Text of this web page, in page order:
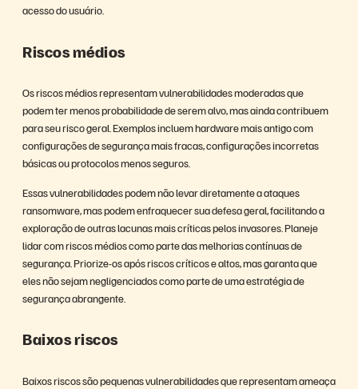
acesso do usuário.
Riscos médios
Os riscos médios representam vulnerabilidades moderadas que
podem ter menos probabilidade de serem alvo, mas ainda contribuem
para seu risco geral. Exemplos incluem hardware mais antigo com
configurações de segurança mais fracas, configurações incorretas
básicas ou protocolos menos seguros.
Essas vulnerabilidades podem não levar diretamente a ataques
ransomware, mas podem enfraquecer sua defesa geral, facilitando a
exploração de outras lacunas mais críticas pelos invasores. Planeje
lidar com riscos médios como parte das melhorias contínuas de
segurança. Priorize-os após riscos críticos e altos, mas garanta que
eles não sejam negligenciados como parte de uma estratégia de
segurança abrangente.
Baixos riscos
Baixos riscos são pequenas vulnerabilidades que representam ameaça